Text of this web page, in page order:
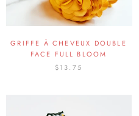
GRIFFE À CHEVEUX DOUBLE
FACE FULL BLOOM
$13.75